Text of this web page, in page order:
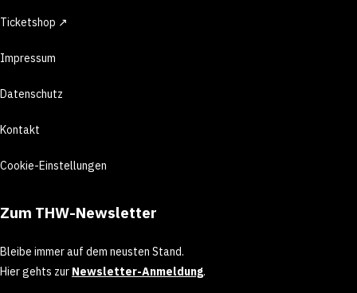
Ticketshop ↗
Impressum
Datenschutz
Kontakt
Cookie-Einstellungen
Zum THW-Newsletter
Bleibe immer auf dem neusten Stand.
Hier gehts zur Newsletter-Anmeldung.